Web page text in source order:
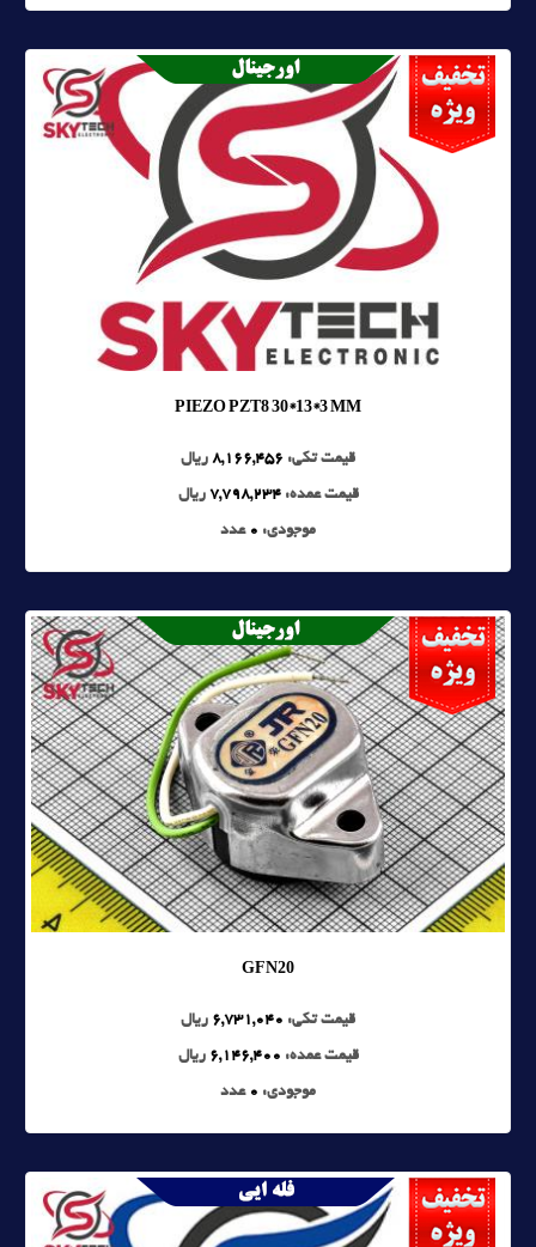
PIEZO PZT8 30*13*3 MM
قیمت تکی: 8,166,456 ریال
قیمت عمده:7,798,234 ریال
موجودی: 0 عدد
GFN20
قیمت تکی: 6,731,040 ریال
قیمت عمده: 6,146,400 ریال
موجودی: 0 عدد